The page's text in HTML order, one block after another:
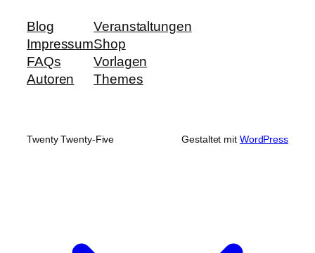
Blog
Impressum
FAQs
Autoren
Veranstaltungen
Shop
Vorlagen
Themes
Twenty Twenty-Five Gestaltet mit WordPress